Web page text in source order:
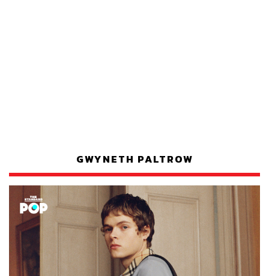
GWYNETH PALTROW